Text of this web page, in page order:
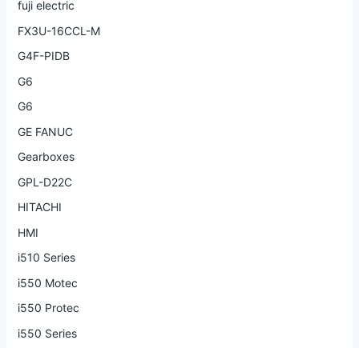
fuji electric
FX3U-16CCL-M
G4F-PIDB
G6
G6
GE FANUC
Gearboxes
GPL-D22C
HITACHI
HMI
i510 Series
i550 Motec
i550 Protec
i550 Series